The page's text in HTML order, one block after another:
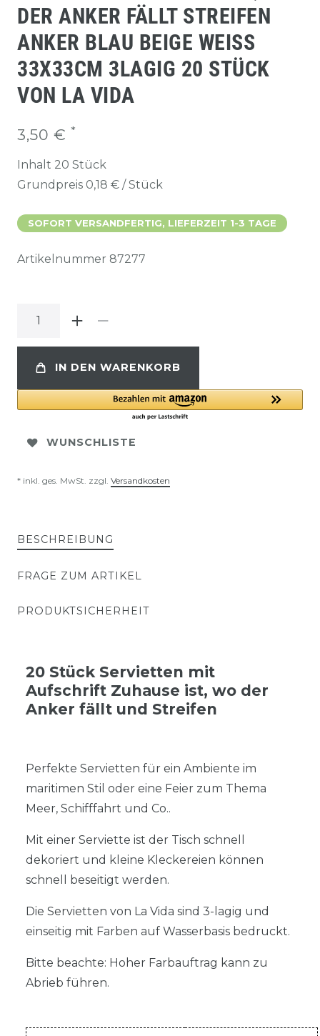
DER ANKER FÄLLT STREIFEN
ANKER BLAU BEIGE WEISS 3
3X33CM 3LAGIG 20 STÜCK V
ON LA VIDA
3,50 € *
Inhalt 20 Stück
Grundpreis 0,18 € / Stück
SOFORT VERSANDFERTIG, LIEFERZEIT 1-3 TAGE
Artikelnummer 87277
IN DEN WARENKORB
WUNSCHLISTE
* inkl. ges. MwSt. zzgl. Versandkosten
BESCHREIBUNG
FRAGE ZUM ARTIKEL
PRODUKTSICHERHEIT
20 Stück Servietten mit
Aufschrift Zuhause ist, wo der
Anker fällt und Streifen
Perfekte Servietten für ein Ambiente im
maritimen Stil oder eine Feier zum Thema
Meer, Schifffahrt und Co..
Mit einer Serviette ist der Tisch schnell
dekoriert und kleine Kleckereien können
schnell beseitigt werden.
Die Servietten von La Vida sind 3-lagig und
einseitig mit Farben auf Wasserbasis bedruckt.
Bitte beachte: Hoher Farbauftrag kann zu
Abrieb führen.